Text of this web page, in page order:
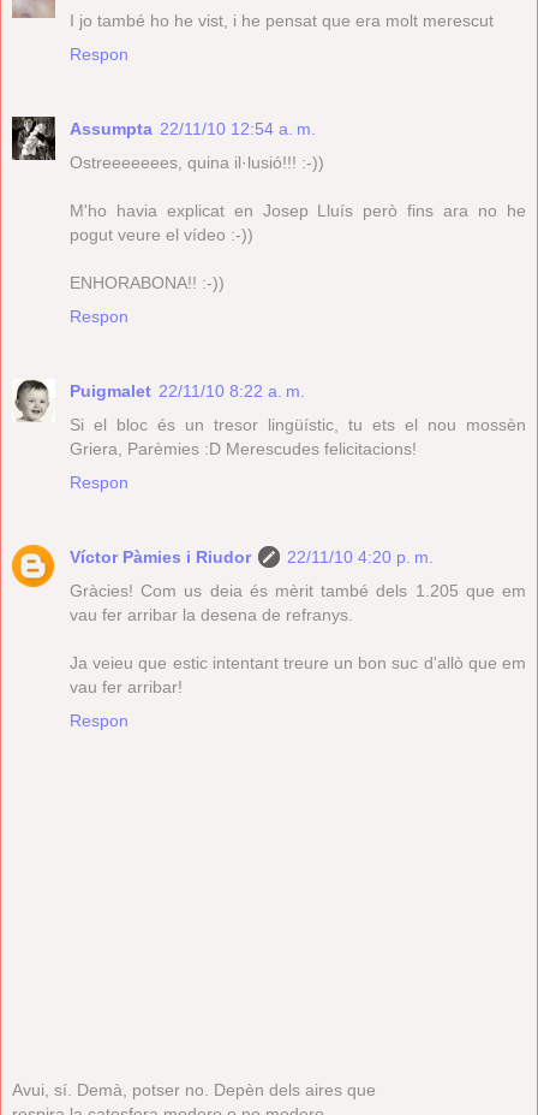
I jo també ho he vist, i he pensat que era molt merescut
Respon
Assumpta 22/11/10 12:54 a. m.
Ostreeeeeees, quina il·lusió!!! :-))
M'ho havia explicat en Josep Lluís però fins ara no he
pogut veure el vídeo :-))
ENHORABONA!! :-))
Respon
Puigmalet 22/11/10 8:22 a. m.
Si el bloc és un tresor lingüístic, tu ets el nou mossèn
Griera, Parèmies :D Merescudes felicitacions!
Respon
Víctor Pàmies i Riudor
22/11/10 4:20 p. m.
Gràcies! Com us deia és mèrit també dels 1.205 que em
vau fer arribar la desena de refranys.
Ja veieu que estic intentant treure un bon suc d'allò que em
vau fer arribar!
Respon
Avui, sí. Demà, potser no. Depèn dels aires que